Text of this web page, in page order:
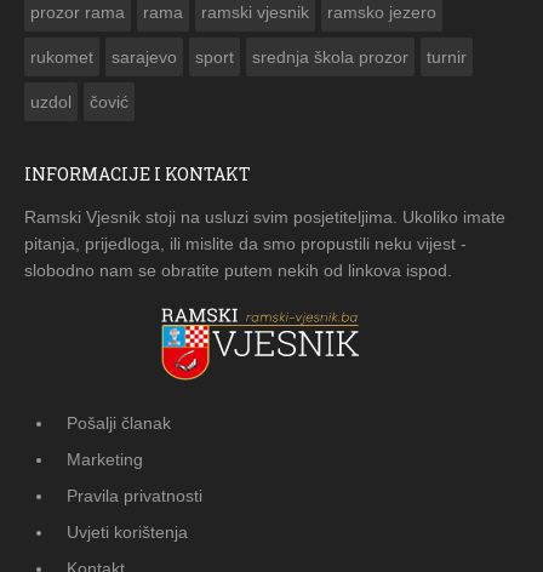
prozor rama rama ramski vjesnik ramsko jezero
rukomet sarajevo sport srednja škola prozor turnir
uzdol čović
INFORMACIJE I KONTAKT
Ramski Vjesnik stoji na usluzi svim posjetiteljima. Ukoliko imate
pitanja, prijedloga, ili mislite da smo propustili neku vijest -
slobodno nam se obratite putem nekih od linkova ispod.
Pošalji članak
Marketing
Pravila privatnosti
Uvjeti korištenja
Kontakt